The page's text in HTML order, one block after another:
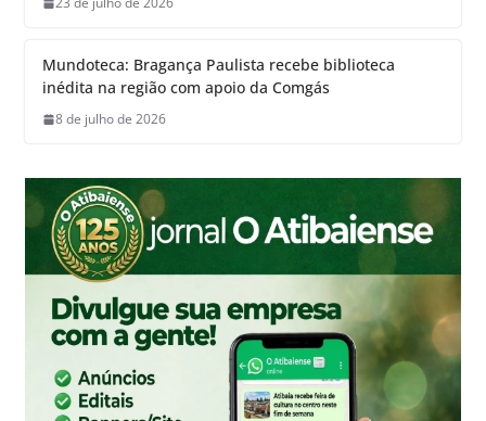
Mundoteca: Bragança Paulista recebe biblioteca
inédita na região com apoio da Comgás
8 de julho de 2026